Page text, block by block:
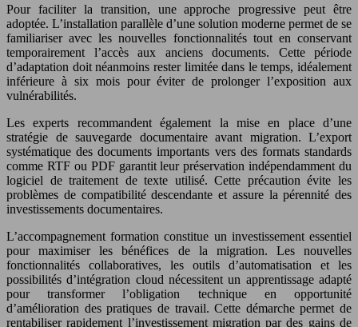
Pour faciliter la transition, une approche progressive peut être
adoptée. L’installation parallèle d’une solution moderne permet de se
familiariser avec les nouvelles fonctionnalités tout en conservant
temporairement l’accès aux anciens documents. Cette période
d’adaptation doit néanmoins rester limitée dans le temps, idéalement
inférieure à six mois pour éviter de prolonger l’exposition aux
vulnérabilités.
Les experts recommandent également la mise en place d’une
stratégie de sauvegarde documentaire avant migration. L’export
systématique des documents importants vers des formats standards
comme RTF ou PDF garantit leur préservation indépendamment du
logiciel de traitement de texte utilisé. Cette précaution évite les
problèmes de compatibilité descendante et assure la pérennité des
investissements documentaires.
L’accompagnement formation constitue un investissement essentiel
pour maximiser les bénéfices de la migration. Les nouvelles
fonctionnalités collaboratives, les outils d’automatisation et les
possibilités d’intégration cloud nécessitent un apprentissage adapté
pour transformer l’obligation technique en opportunité
d’amélioration des pratiques de travail. Cette démarche permet de
rentabiliser rapidement l’investissement migration par des gains de